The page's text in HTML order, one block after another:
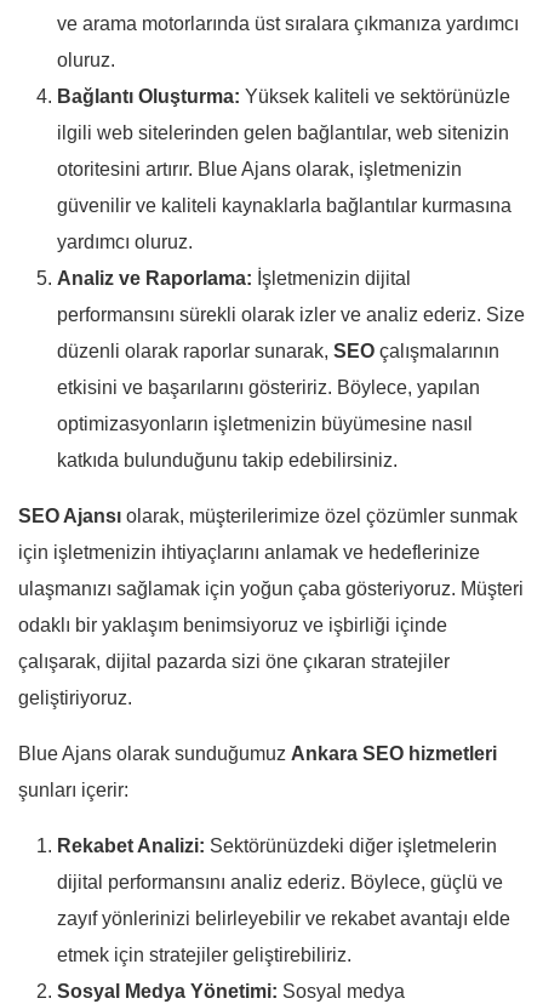
ve arama motorlarında üst sıralara çıkmanıza yardımcı
oluruz.
Bağlantı Oluşturma: Yüksek kaliteli ve sektörünüzle
ilgili web sitelerinden gelen bağlantılar, web sitenizin
otoritesini artırır. Blue Ajans olarak, işletmenizin
güvenilir ve kaliteli kaynaklarla bağlantılar kurmasına
yardımcı oluruz.
Analiz ve Raporlama: İşletmenizin dijital
performansını sürekli olarak izler ve analiz ederiz. Size
düzenli olarak raporlar sunarak, SEO çalışmalarının
etkisini ve başarılarını gösteririz. Böylece, yapılan
optimizasyonların işletmenizin büyümesine nasıl
katkıda bulunduğunu takip edebilirsiniz.
SEO Ajansı olarak, müşterilerimize özel çözümler sunmak
için işletmenizin ihtiyaçlarını anlamak ve hedeflerinize
ulaşmanızı sağlamak için yoğun çaba gösteriyoruz. Müşteri
odaklı bir yaklaşım benimsiyoruz ve işbirliği içinde
çalışarak, dijital pazarda sizi öne çıkaran stratejiler
geliştiriyoruz.
Blue Ajans olarak sunduğumuz Ankara SEO hizmetleri
şunları içerir:
Rekabet Analizi: Sektörünüzdeki diğer işletmelerin
dijital performansını analiz ederiz. Böylece, güçlü ve
zayıf yönlerinizi belirleyebilir ve rekabet avantajı elde
etmek için stratejiler geliştirebiliriz.
Sosyal Medya Yönetimi: Sosyal medya